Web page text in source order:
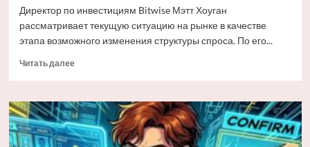
Директор по инвестициям Bitwise Мэтт Хоуган
рассматривает текущую ситуацию на рынке в качестве
этапа возможного изменения структуры спроса. По его...
Читать далееПрочитать
Мэтт
Хоуган
о
трансформации